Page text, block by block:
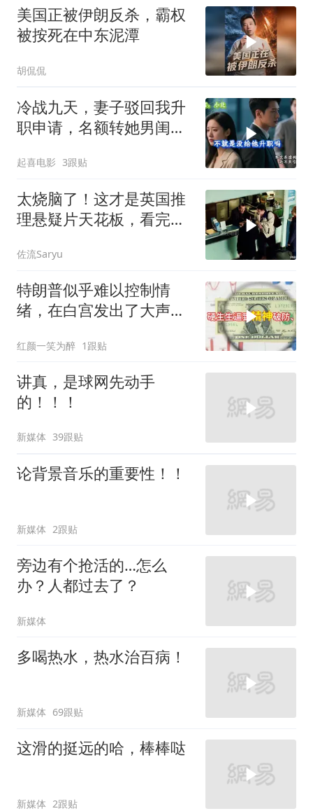
美国正被伊朗反杀，霸权
被按死在中东泥潭
胡侃侃
冷战九天，妻子驳回我升
职申请，名额转她男闺
起喜电影 3跟贴
太烧脑了！这才是英国推
理悬疑片天花板，看完才
佐流Saryu
特朗普似乎难以控制情
绪，在白宫发出了大声咒
红颜一笑为醉 1跟贴
讲真，是球网先动手
的！！！
新媒体 39跟贴
论背景音乐的重要性！！
新媒体 2跟贴
旁边有个抢活的…怎么
办？人都过去了？
新媒体
多喝热水，热水治百病！
新媒体 69跟贴
这滑的挺远的哈，棒棒哒
新媒体 2跟贴